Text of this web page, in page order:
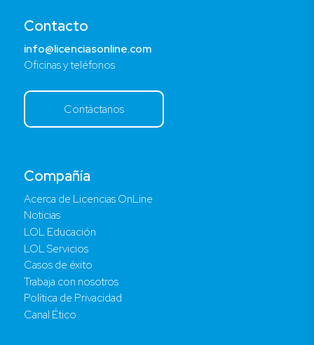
Compañía
Acerca de Licencias OnLine
Noticias
LOL Educación
LOL Servicios
Casos de éxito
Trabaja con nosotros
Política de Privacidad
Canal Ético
Contacto
info@licenciasonline.com
Oficinas y teléfonos
Contáctanos